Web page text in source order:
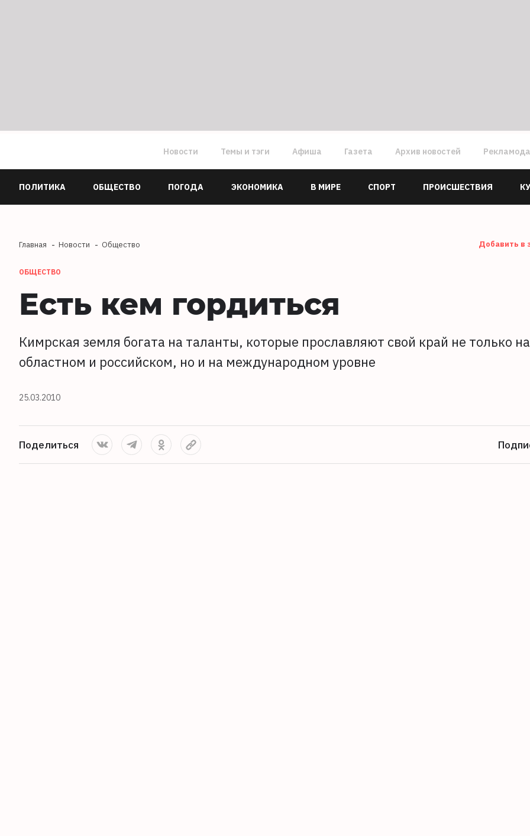
Новости Темы и тэги Афиша Газета Архив новостей
ПОЛИТИКА ОБЩЕСТВО ПОГОДА ЭКОНОМИКА В МИРЕ СПОРТ ПРОИСШЕСТВИЯ
Главная Новости Общество Добавить в
ОБЩЕСТВО
Есть кем гордиться
Кимрская земля богата на таланты, которые прославляют свой край не только на
областном и российском, но и на международном уровне
25.03.2010
Поделиться